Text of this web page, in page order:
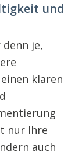
und
je,
klaren
nur Ihre
auch